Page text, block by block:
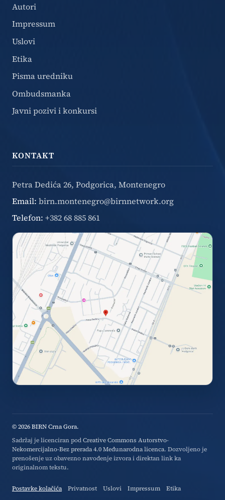
Autori
Impressum
Uslovi
Etika
Pisma uredniku
Ombudsmanka
Javni pozivi i konkursi
KONTAKT
Petra Dedića 26, Podgorica, Montenegro
Email: birn.montenegro@birnnetwork.org
Telefon: +382 68 885 861
© 2026 BIRN Crna Gora.
Sadržaj je licenciran podCreative Commons Autorstvo-
Nekomercijalno-Bez prerada 4.0 Međunarodna licenca. Dozvoljeno je
prenošenje uz obavezno navođenje izvora i direktan link ka
originalnom tekstu.
Postavke kolačića Privatnost Uslovi Impressum Etika